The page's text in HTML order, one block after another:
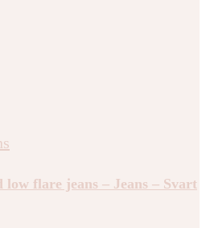
flare jeans – Jeans – Svart